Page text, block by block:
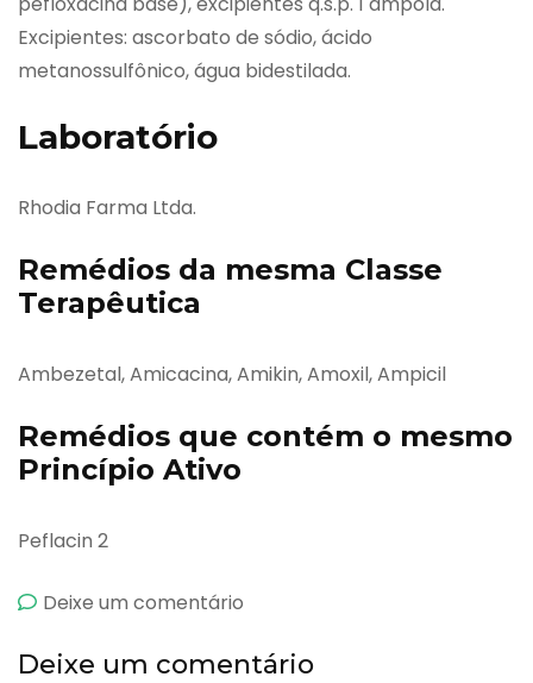
Excipientes: ascorbato de sódio, ácido
metanossulfônico, água bidestilada.
Laboratório
Rhodia Farma Ltda.
Remédios da mesma Classe
Terapêutica
Ambezetal, Amicacina, Amikin, Amoxil, Ampicil
Remédios que contém o mesmo
Princípio Ativo
Peflacin 2
Deixe um comentário
Deixe um comentário